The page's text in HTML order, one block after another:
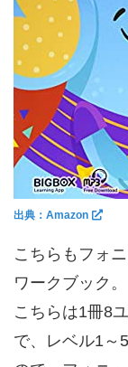
出典：Amazon
こちらもフォ
ワークブック。
こちらは1冊8
で、レベル1～